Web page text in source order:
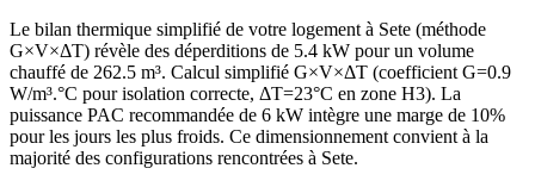
Le bilan thermique simplifié de votre logement à Sete (méthode
G×V×ΔT) révèle des déperditions de 5.4 kW pour un volume
chauffé de 262.5 m³. Calcul simplifié G×V×ΔT (coefficient G=0.9
W/m³.°C pour isolation correcte, ΔT=23°C en zone H3). La
puissance PAC recommandée de 6 kW intègre une marge de 10%
pour les jours les plus froids. Ce dimensionnement convient à la
majorité des configurations rencontrées à Sete.